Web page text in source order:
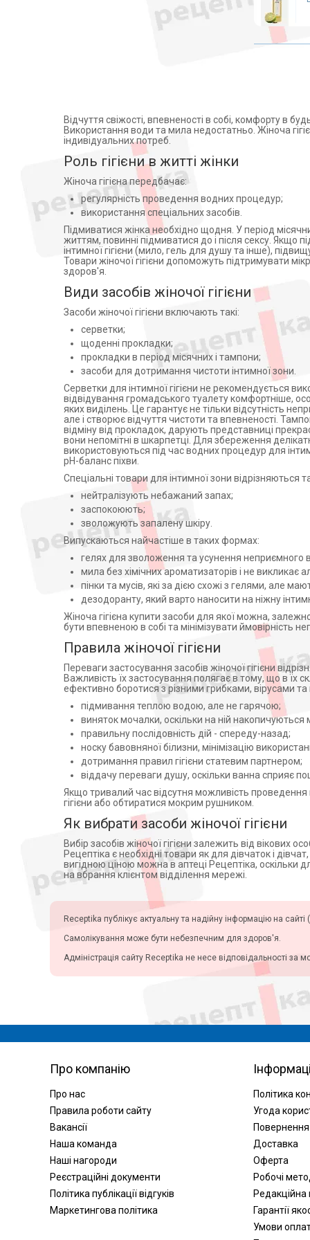
Рециркулятори
Алкотестери (алкометри)
Фізіотерапія
Апарати для електротерапії
Активатори води
Апарати для обличчя
Віброакустичні апарати
Партнерська програма
дозиметри
Стерилізація
Апатари Самоздрав
Центрифуги
Допплери
Аспіратори
Слухові апарати
Косметичні прилади
Пульсоксиметри
Іригатори
Офтальмологічні вироби
Bella (24)
Белла-Центр (10)
Шанхай Фолидж Индастри (1)
SENI (1)
Pharma Bio Laboratory (6)
Hyginett KFT, Hungary (3)
ЭС СИ ЭЙ ХИГИЕН ПРОДАКТС
СЛОВАКИЯ С.Р.О. (4)
Joydivision International AG (4)
ОНИКА ОРГАНИКС ИНДИЯ (2)
АТ Логістик ТОВ (1)
Фарма Груп Лабораторієз
ТОВ (1)
Проктер энд Гембл ТОВ,
Україна (2)
Георг Біосистеми ТОВ (2)
Beiersdorf (2)
Jadran (Хорватия) (1)
Weleda AG (1)
Фитодоктор ООО (2)
Аква Косметикс Групп (3)
Альтермед (1)
Проктер енд Гембл Україна
ТОВ (9)
ЭССИТИ СЛОВАКИЯ. С.Р.О.
СЛОВАКИЯ (5)
Капрі-Трейд ТОВ (7)
ХИГИНЕТТ КФТ ВЕНГРИЯ (1)
Lexima AB, Швеція (1)
ПАТ ХФЗ Червона зірка (1)
Адверсо (2)
ГЕМ Богемія с.р.о., Чеська
Республіка (2)
КУСУМ ХЕЛТХКЕР ПВТ ЛТД,
Міжнародна дистрибуція і
логістика ТОВ (2)
Omega Pharma International
NV (1)
Perrery Farmaceutici S.r.l (1)
Pernix Pharma Pharmaceutical
Manufacturing Ltd. (1)
ТОВ"Красота та здоров`я" (3)
Белла-Трейд ТОВ (10)
ТОВ Е-Вітал груп Італія, Італія
(1)
Біотон (4)
Фармаком (1)
Мадела АГ, Швейцарія (1)
Національна Дослідницька
Компанія ТОВ (1)
ТОВ Красота и Здоровье,
Украина (2)
Хайджин Текнолоджиз (4)
SCA Hygiene Products (3)
Ontex BVBA (1)
Проктер енд Гембл Трейдінг
Україна ТОВ з ІІ (2)
Ессіті, Словаччина (4)
(13)
Ессіті Україна ТОВ (5)
SCA Hygiene Products
SCA, Швеция (2)
Алби Ибрахим Стамбул (4)
ПРОКТЕР ЭНД ГЭМБЛ
МАНУФЕКЧУРИНГ ГМБХ ГЕР
(1)
Відчуття свіжості, впевненості в собі, комфорту в
Використання води та мила недостатньо. Жіноча
індивідуальних потреб.
Роль гігієни в житті жінки
Жіноча гігієна передбачає:
регулярність проведення водних процедур;
використання спеціальних засобів.
Підмиватися жінка необхідно щодня. У період
життям, повинні підмиватися до і після сексу. Якщо
інтимної гігієни (мило, гель для душу та інше),
Товари жіночої гігієни допоможуть підтримувати
здоров'я.
Види засобів жіночої гігієни
Засоби жіночої гігієни включають такі:
серветки;
щоденні прокладки;
прокладки в період місячних і тампони;
засоби для дотримання чистоти інтимної зони.
Серветки для інтимної гігієни не рекомендується
відвідування громадського туалету комфортніше,
яких виділень. Це гарантує не тільки відсутність
але і створює відчуття чистоти та впевненості.
відміну від прокладок, дарують представниці
вони непомітні в шкарпетці. Для збереження
використовуються під час водних процедур для
pH-баланс піхви.
Спеціальні товари для інтимної зони
нейтралізують небажаний запах;
заспокоюють;
зволожують запалену шкіру.
Випускаються найчастіше в таких формах:
гелях для зволоження та усунення неприємного
мила без хімічних ароматизаторів і не викликає
пінки та мусів, які за дією схожі з гелями, але
дезодоранту, який варто наносити на ніжну
Жіноча гігієна купити засоби для якої можна,
бути впевненою в собі та мінімізувати ймовірність
Правила жіночої гігієни
Переваги застосування засобів жіночої гігієни
Важливість їх застосування полягає в тому, що в їх
ефективно боротися з різними грибками, вірусами
підмивання теплою водою, але не гарячою;
виняток мочалки, оскільки на ній накопичуються
правильну послідовність дій - спереду-назад;
носку бавовняної білизни, мінімізацію
дотримання правил гігієни статевим партнером;
віддачу переваги душу, оскільки ванна сприяє
Якщо тривалий час відсутня можливість проведення
гігієни або обтиратися мокрим рушником.
Як вибрати засоби жіночої гігієни
Вибір засобів жіночої гігієни залежить від вікових
Рецептіка є необхідні товари як для дівчаток і
вигідною ціною можна в аптеці Рецептіка, оскільки
на вбрання клієнтом відділення мережі.
Receptika публікує актуальну та надійну інформацію на
Самолікування може бути небезпечним для здоров'я.
Адміністрація сайту Receptika не несе відповідальності за
Про компанію
Про нас
Правила роботи сайту
Вакансії
Наша команда
Наші нагороди
Реєстраційні документи
Політика публікації відгуків
Маркетингова політика
Політика
Угода
Повернення
Доставка
Оферта
Робочі
Редакційна
Гарантії
Умови